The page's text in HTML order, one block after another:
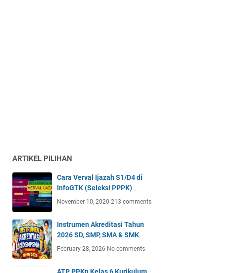
ARTIKEL PILIHAN
Cara Verval Ijazah S1/D4 di
InfoGTK (Seleksi PPPK)
November 10, 2020 213 comments
Instrumen Akreditasi Tahun
2026 SD, SMP, SMA & SMK
February 28, 2026 No comments